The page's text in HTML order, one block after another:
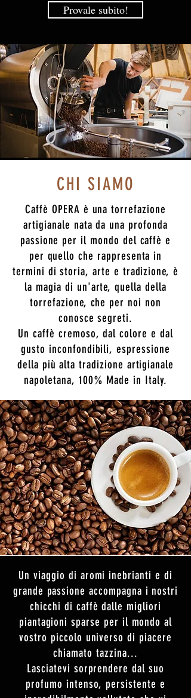
Provale subito!
CHI SIAMO
Caffè OPERA è una torrefazione
artigianale nata da una profonda
passione per il mondo del caffè e
per quello che rappresenta in
termini di storia, arte e tradizione, è
la magia di un'arte, quella della
torrefazione, che per noi non
conosce segreti.
Un caffè cremoso, dal colore e dal
gusto inconfondibili, espressione
della più alta tradizione artigianale
napoletana, 100% Made in Italy.​
Un viaggio di aromi inebrianti e di
grande passione accompagna i nostri
chicchi di caffè dalle migliori
piantagioni sparse per il mondo al
vostro piccolo universo di piacere
chiamato tazzina...
Lasciatevi sorprendere dal suo
profumo intenso, persistente e